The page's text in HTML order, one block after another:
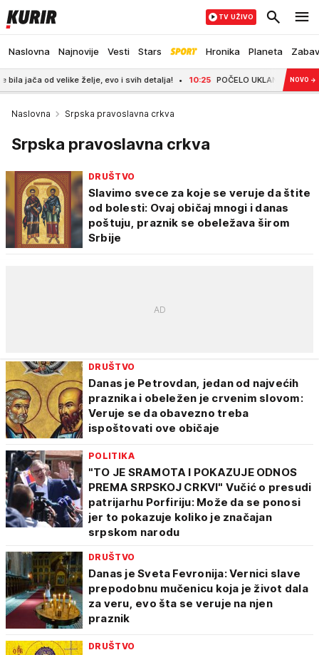
Naslovna Najnovije Vesti Stars Hronika Planeta
TV UŽIVO
od velike želje, evo i svih detalja! 10:25 POČELO UKLANJANJE VOZOVA
NOVO →
Naslovna Srpska pravoslavna crkva
Srpska pravoslavna crkva
DRUŠTVO
Slavimo svece za koje se veruje da štite
od bolesti: Ovaj običaj mnogi i danas
poštuju, praznik se obeležava širom
Srbije
DRUŠTVO
Danas je Petrovdan, jedan od najvećih
praznika i obeležen je crvenim slovom:
Veruje se da obavezno treba
ispoštovati ove običaje
POLITIKA
"TO JE SRAMOTA I POKAZUJE ODNOS
PREMA SRPSKOJ CRKVI" Vučić o presudi
patrijarhu Porfiriju: Može da se ponosi
jer to pokazuje koliko je značajan
srpskom narodu
DRUŠTVO
Danas je Sveta Fevronija: Vernici slave
prepodobnu mučenicu koja je život dala
za veru, evo šta se veruje na njen
praznik
DRUŠTVO